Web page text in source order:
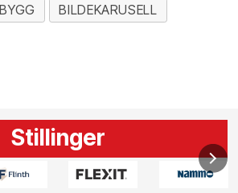
BYGG
BILDEKARUSELL
Stillinger